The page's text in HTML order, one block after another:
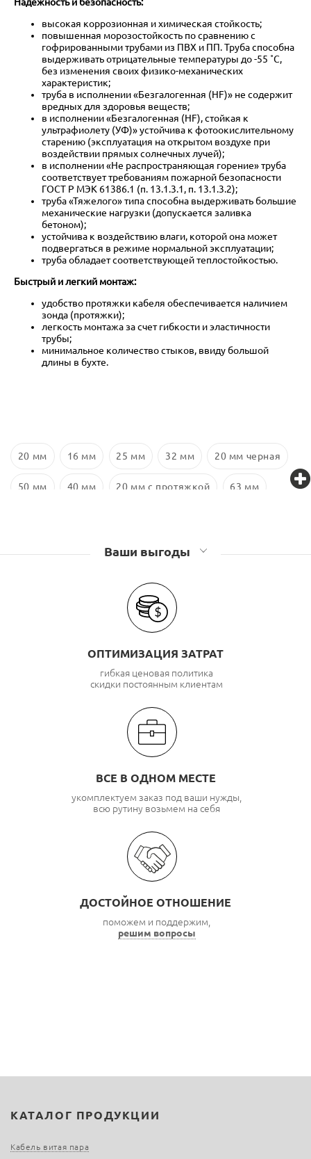
высокая коррозионная и химическая стойкость;
повышенная морозостойкость по сравнению с
гофрированными трубами из ПВХ и ПП. Труба способна
выдерживать отрицательные температуры до -55 ˚С,
без изменения своих физико-механических
характеристик;
труба в исполнении «Безгалогенная (HF)» не содержит
вредных для здоровья веществ;
в исполнении «Безгалогенная (HF), стойкая к
ультрафиолету (УФ)» устойчива к фотоокислительному
старению (эксплуатация на открытом воздухе при
воздействии прямых солнечных лучей);
в исполнении «Не распространяющая горение» труба
соответствует требованиям пожарной безопасности
ГОСТ Р МЭК 61386.1 (п. 13.1.3.1, п. 13.1.3.2);
труба «Тяжелого» типа способна выдерживать большие
механические нагрузки (допускается заливка
бетоном);
устойчива к воздействию влаги, которой она может
подвергаться в режиме нормальной эксплуатации;
труба обладает соответствующей теплостойкостью.
Быстрый и легкий монтаж:
удобство протяжки кабеля обеспечивается наличием
зонда (протяжки);
легкость монтажа за счет гибкости и эластичности
трубы;
минимальное количество стыков, ввиду большой
длины в бухте.
20 мм 16 мм 25 мм 32 мм 20 мм черная
50 мм 40 мм 20 мм с протяжкой 63 мм
Ваши выгоды
ОПТИМИЗАЦИЯ ЗАТРАТ
гибкая ценовая политика
скидки постоянным клиентам
ВСЕ В ОДНОМ МЕСТЕ
укомплектуем заказ под ваши нужды,
всю рутину возьмем на себя
ДОСТОЙНОЕ ОТНОШЕНИЕ
поможем и поддержим,
решим вопросы
КАТАЛОГ ПРОДУКЦИИ
Кабель витая пара